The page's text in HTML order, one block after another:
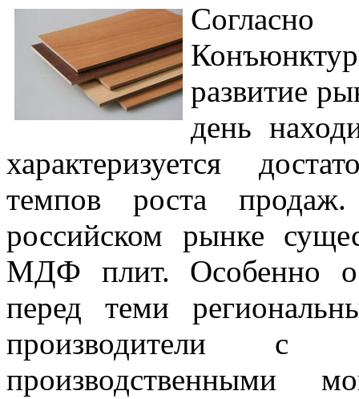
развитие
день
характеризуется
темпов роста
российском рынке
МДФ плит. Особенно
перед теми
производители с
производственными